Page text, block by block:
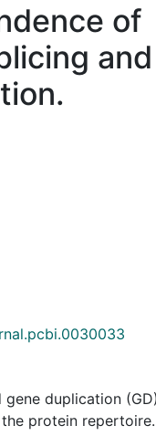
of
and
gene duplication
protein repertoire.